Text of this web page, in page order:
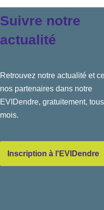
Suivre notre
actualité
Retrouvez notre actualité et
nos partenaires dans notre
EVIDendre, gratuitement,
mois.
Inscription à l'EVIDendre